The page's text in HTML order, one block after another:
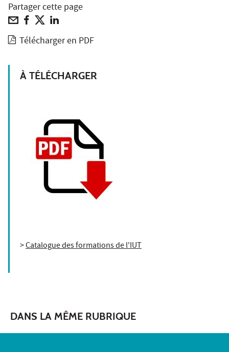
Partager cette page
Télécharger en PDF
À TÉLÉCHARGER
>Catalogue des formations de l'IUT
DANS LA MÊME RUBRIQUE